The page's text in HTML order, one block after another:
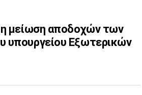
η μείωση αποδοχών των
υπουργείου Εξωτερικών